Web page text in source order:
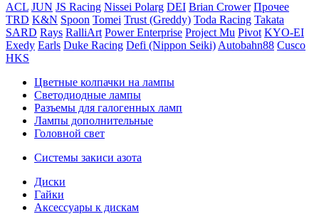
ACL JUN JS Racing Nissei Polarg DEI Brian Crower Прочее
TRD K&N Spoon Tomei Trust (Greddy) Toda Racing Takata
SARD Rays RalliArt Power Enterprise Project Mu Pivot KYO-EI
Exedy Earls Duke Racing Defi (Nippon Seiki) Autobahn88 Cusco
HKS
Цветные колпачки на лампы
Светодиодные лампы
Разъемы для галогенных ламп
Лампы дополнительные
Головной свет
Системы закиси азота
Диски
Гайки
Аксессуары к дискам